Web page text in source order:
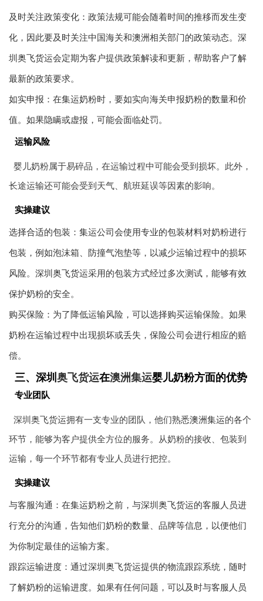
及时关注政策变化：政策法规可能会随着时间的推移而发生变
化，因此要及时关注中国海关和澳洲相关部门的政策动态。深
圳 奥飞货运会定期为客户提供政策解读和更新，帮助客户了解
最新的政策要求。
如实申报：在集运奶粉时，要如实向海关申报奶粉的数量和价
值。如果隐瞒或虚报，可能会面临处罚。
运输风险
婴儿奶粉属于易碎品，在运输过程中可能会受到损坏。此外，
长途运输还可能会受到天气、航班延误等因素的影响。
实操建议
选择合适的包装：集运公司会使用专业的包装材料对奶粉进行
包装，例如泡沫箱、防撞气泡垫等，以减少运输过程中的损坏
风险。深圳 奥飞货运采用的包装方式经过多次测试，能够有效
保护奶粉的安全。
购买保险：为了降低运输风险，可以选择购买运输保险。如果
奶粉在运输过程中出现损坏或丢失，保险公司会进行相应的赔
偿。
三、深圳 奥飞货运在澳洲集运婴儿奶粉方面的优势
专业团队
深圳奥飞货运拥有一支专业的团队，他们熟悉澳洲集运的各个
环节，能够为客户提供全方位的服务。从奶粉的接收、包装到
运输，每一个环节都有专业人员进行把控。
实操建议
与客服沟通：在集运奶粉之前，与深圳奥飞货运的客服人员进
行充分的沟通，告知他们奶粉的数量、品牌等信息，以便他们
为你制定最佳的运输方案。
跟踪运输进度：通过深圳奥飞货运提供的物流跟踪系统，随时
了解奶粉的运输进度。如果有任何问题，可以及时与客服人员